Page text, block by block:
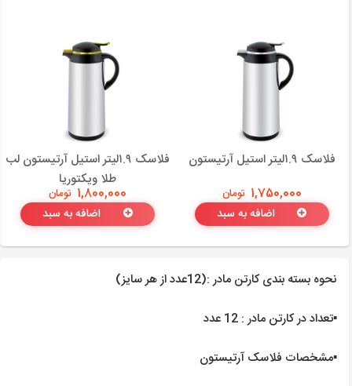
فلاسک ۱.۹لیتر استیل آرتیستون
1,750,000 تومان
اضافه به سبد
فلاسک ۱.۹لیتر استیل آرتیستون لب
طلا ویکتوریا
1,800,000 تومان
اضافه به سبد
نحوه بسته بندی کارتن مادر :(12عدد از هر سایز)
▪️تعداد در کارتن مادر : 12 عدد
▪️مشخصات فلاسک آرتیستون